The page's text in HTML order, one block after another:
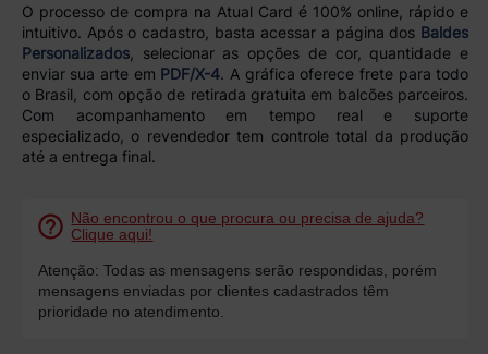
O processo de compra na Atual Card é 100% online, rápido e
intuitivo. Após o cadastro, basta acessar a página dos Baldes
Personalizados, selecionar as opções de cor, quantidade e
enviar sua arte em PDF/X-4. A gráfica oferece frete para todo
o Brasil, com opção de retirada gratuita em balcões parceiros.
Com acompanhamento em tempo real e suporte
especializado, o revendedor tem controle total da produção
até a entrega final.
Não encontrou o que procura ou precisa de ajuda?
Clique aqui!
Atenção: Todas as mensagens serão respondidas, porém
mensagens enviadas por clientes cadastrados têm
prioridade no atendimento.